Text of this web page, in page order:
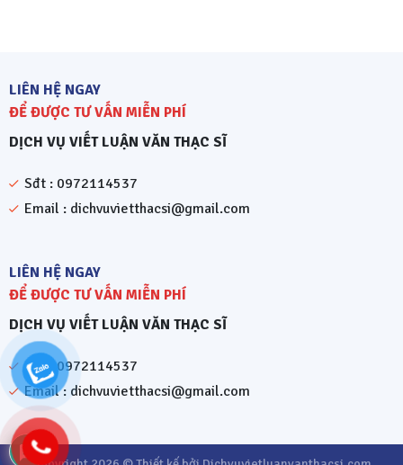
LIÊN HỆ NGAY
ĐỂ ĐƯỢC TƯ VẤN MIỄN PHÍ
DỊCH VỤ VIẾT LUẬN VĂN THẠC SĨ
Sđt : 0972114537
Email : dichvuvietthacsi@gmail.com
LIÊN HỆ NGAY
ĐỂ ĐƯỢC TƯ VẤN MIỄN PHÍ
DỊCH VỤ VIẾT LUẬN VĂN THẠC SĨ
Sđt : 0972114537
Email : dichvuvietthacsi@gmail.com